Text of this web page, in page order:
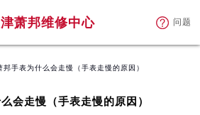
萧邦维修中心 问题
邦手表为什么会走慢（手表走慢的原因）
会走慢（手表走慢的原因）